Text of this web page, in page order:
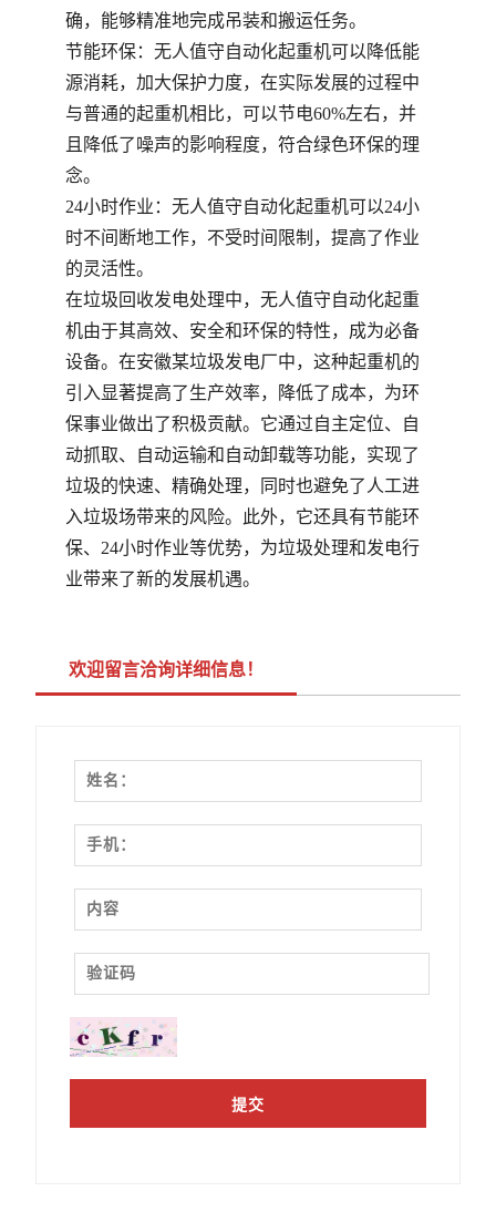
确，能够精准地完成吊装和搬运任务。
节能环保：无人值守自动化起重机可以降低能
源消耗，加大保护力度，在实际发展的过程中
与普通的起重机相比，可以节电60%左右，并
且降低了噪声的影响程度，符合绿色环保的理
念。
24小时作业：无人值守自动化起重机可以24小
时不间断地工作，不受时间限制，提高了作业
的灵活性。
在垃圾回收发电处理中，无人值守自动化起重
机由于其高效、安全和环保的特性，成为必备
设备。在安徽某垃圾发电厂中，这种起重机的
引入显著提高了生产效率，降低了成本，为环
保事业做出了积极贡献。它通过自主定位、自
动抓取、自动运输和自动卸载等功能，实现了
垃圾的快速、精确处理，同时也避免了人工进
入垃圾场带来的风险。此外，它还具有节能环
保、24小时作业等优势，为垃圾处理和发电行
业带来了新的发展机遇。
欢迎留言洽询详细信息！